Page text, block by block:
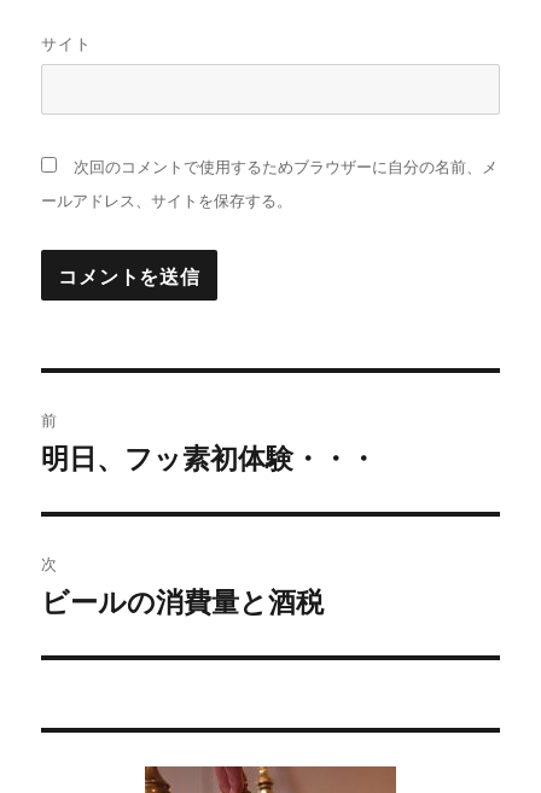
サイト
次回のコメントで使用するためブラウザーに自分の名前、メ
ールアドレス、サイトを保存する。
稿
ビ
ゲ
ー
前
過
の
投
稿:
明日、フッ素初体験・・・
次
次
投
ビールの消費量と酒税